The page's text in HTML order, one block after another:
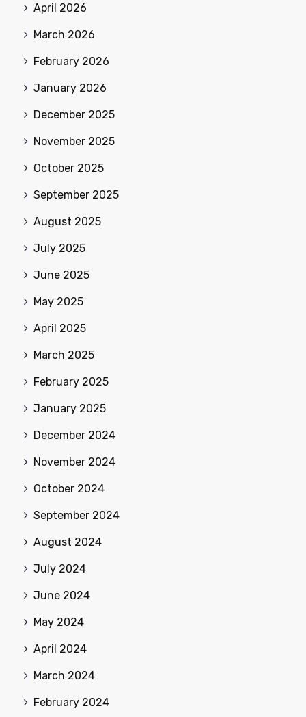
April 2026
March 2026
February 2026
January 2026
December 2025
November 2025
October 2025
September 2025
August 2025
July 2025
June 2025
May 2025
April 2025
March 2025
February 2025
January 2025
December 2024
November 2024
October 2024
September 2024
August 2024
July 2024
June 2024
May 2024
April 2024
March 2024
February 2024